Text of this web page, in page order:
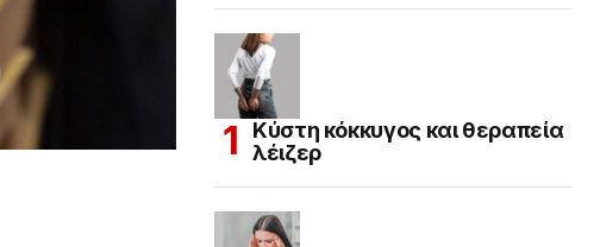
Κύστη κόκκυγος και θεραπεία
λέιζερ